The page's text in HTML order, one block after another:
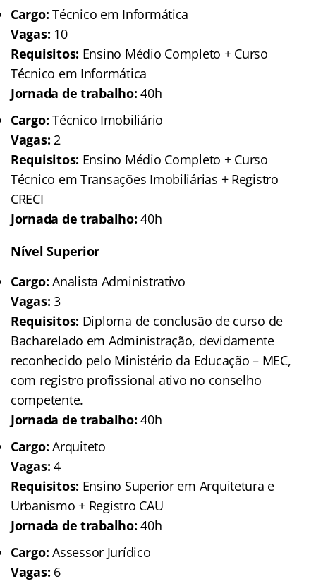
Cargo: Técnico em Informática
Vagas: 10
Requisitos: Ensino Médio Completo + Curso
Técnico em Informática
Jornada de trabalho: 40h
Cargo: Técnico Imobiliário
Vagas: 2
Requisitos: Ensino Médio Completo + Curso
Técnico em Transações Imobiliárias + Registro
CRECI
Jornada de trabalho: 40h
Nível Superior
Cargo: Analista Administrativo
Vagas: 3
Requisitos: Diploma de conclusão de curso de
Bacharelado em Administração, devidamente
reconhecido pelo Ministério da Educação – MEC,
com registro profissional ativo no conselho
competente.
Jornada de trabalho: 40h
Cargo: Arquiteto
Vagas: 4
Requisitos: Ensino Superior em Arquitetura e
Urbanismo + Registro CAU
Jornada de trabalho: 40h
Cargo: Assessor Jurídico
Vagas: 6